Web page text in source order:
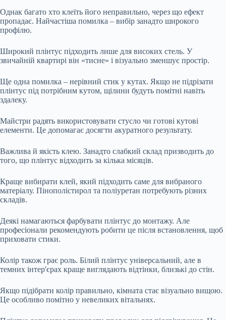
Однак багато хто клеїть його неправильно, через що ефект
пропадає. Найчастіша помилка – вибір занадто широкого
профілю.
Широкий плінтус підходить лише для високих стель. У
звичайній квартирі він «тисне» і візуально зменшує простір.
Ще одна помилка – нерівний стик у кутах. Якщо не підрізати
плінтус під потрібним кутом, щілини будуть помітні навіть
здалеку.
Майстри радять використовувати стусло чи готові кутові
елементи. Це допомагає досягти акуратного результату.
Важлива й якість клею. Занадто слабкий склад призводить до
того, що плінтус відходить за кілька місяців.
Краще вибирати клей, який підходить саме для вибраного
матеріалу. Пінополістирол та поліуретан потребують різних
складів.
Деякі намагаються фарбувати плінтус до монтажу. Але
професіонали рекомендують робити це після встановлення, щоб
приховати стики.
Колір також грає роль. Білий плінтус універсальний, але в
темних інтер'єрах краще виглядають відтінки, близькі до стін.
Якщо підібрати колір правильно, кімната стає візуально вищою.
Це особливо помітно у невеликих вітальнях.